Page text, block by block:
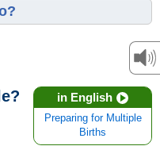
in English
Preparing for Multiple
Births